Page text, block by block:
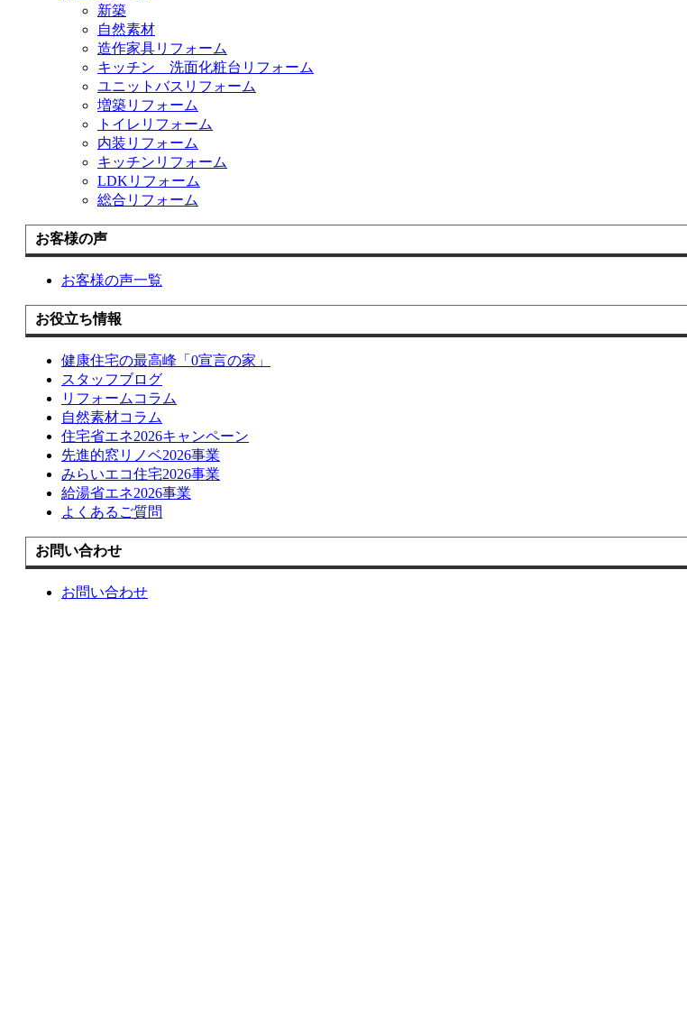
新築
自然素材
造作家具リフォーム
キッチン 洗面化粧台リフォーム
ユニットバスリフォーム
増築リフォーム
トイレリフォーム
内装リフォーム
キッチンリフォーム
LDKリフォーム
総合リフォーム
お客様の声
お客様の声一覧
お役立ち情報
健康住宅の最高峰「0宣言の家」
スタッフブログ
リフォームコラム
自然素材コラム
住宅省エネ2026キャンペーン
先進的窓リノベ2026事業
みらいエコ住宅2026事業
給湯省エネ2026事業
よくあるご質問
お問い合わせ
お問い合わせ